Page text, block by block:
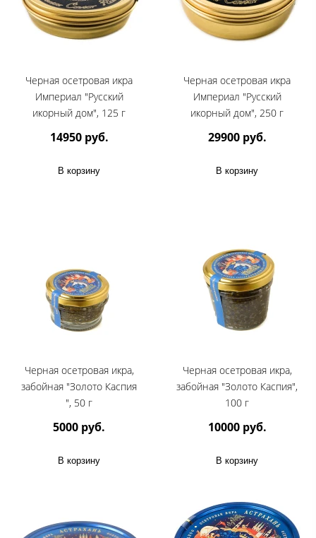
Черная осетровая икра
Империал "Русский
икорный дом", 125 г
14950 руб.
В корзину
Черная осетровая икра
Империал "Русский
икорный дом", 250 г
29900 руб.
В корзину
Черная осетровая икра,
забойная "Золото Каспия
", 50 г
5000 руб.
В корзину
Черная осетровая икра,
забойная "Золото Каспия",
100 г
10000 руб.
В корзину